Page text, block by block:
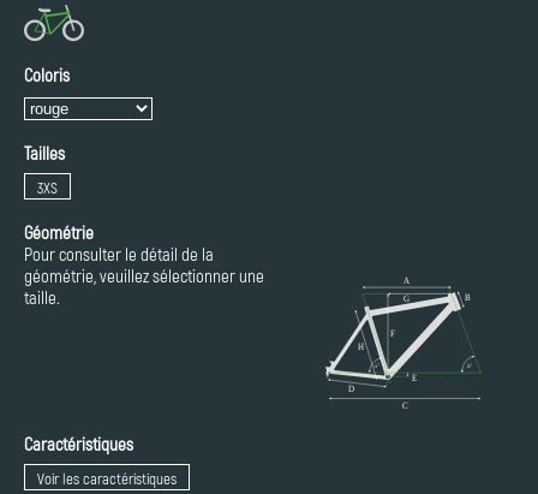
Coloris
Tailles
3XS
Géométrie
Pour consulter le détail de la
géométrie, veuillez sélectionner une
taille.
Caractéristiques
Voir les caractéristiques